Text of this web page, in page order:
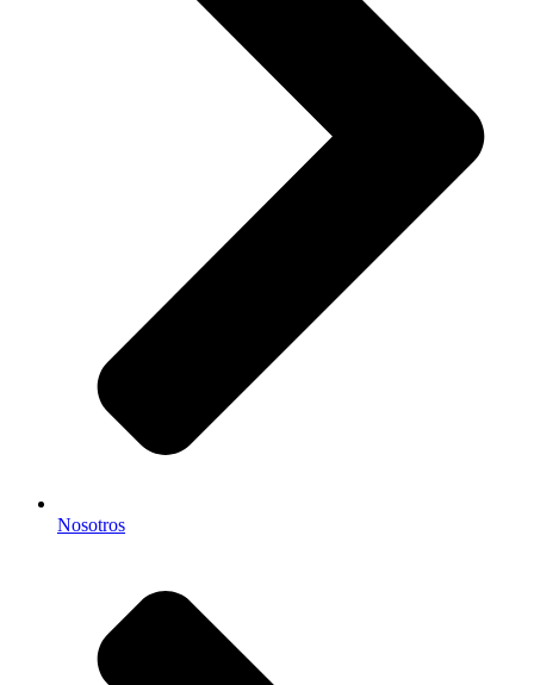
Nosotros